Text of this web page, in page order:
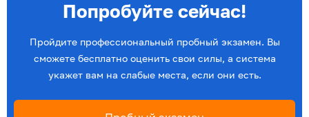
Попробуйте сейчас!
Пройдите профессиональный пробный экзамен. Вы
сможете бесплатно оценить свои силы, а система
укажет вам на слабые места, если они есть.